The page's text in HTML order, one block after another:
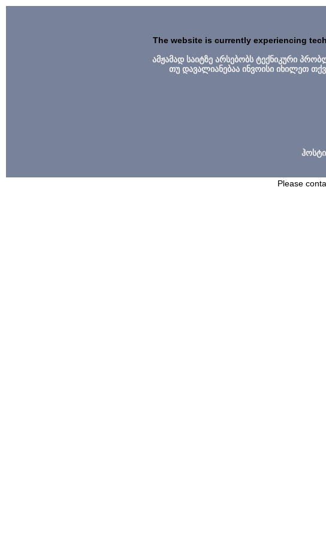
The website is currently experiencing
ამჟამად საიტზე არსებობს ტექნიკური
თუ დავალიანებაა ინვოისი იხილეთ
Please